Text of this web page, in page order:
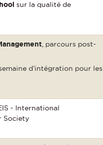
sur la qualité de
, parcours post-
d’intégration pour les
- International
Society